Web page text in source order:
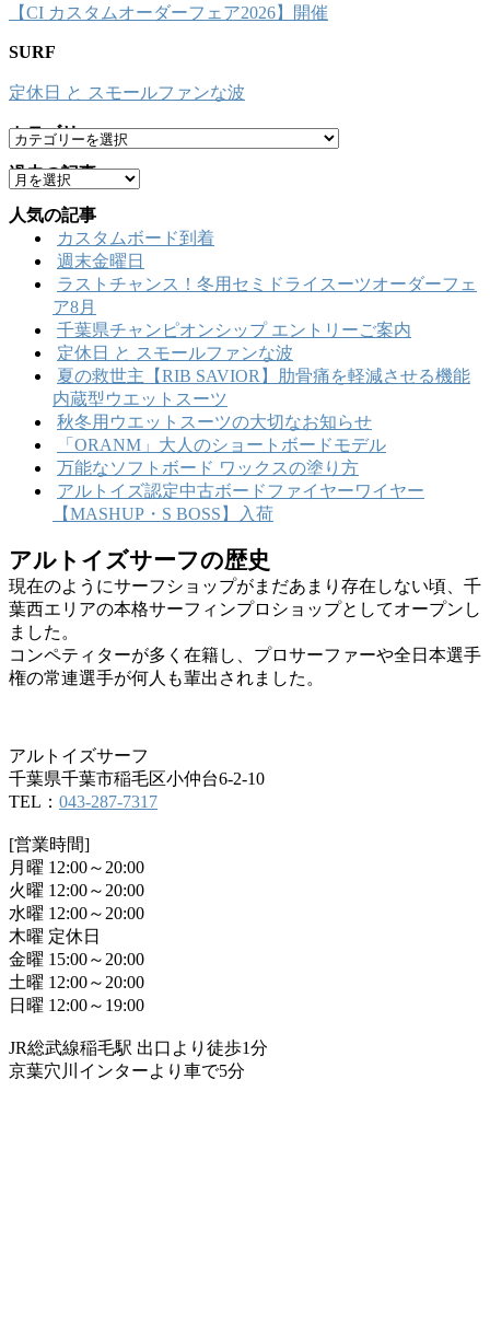
【CI カスタムオーダーフェア2026】開催
SURF
定休日 と スモールファンな波
カテゴリー
カ
テ
ゴ
リ
ー
過去の記事
ア
ー
カ
人気の記事
カスタムボード到着
週末金曜日
ラストチャンス！冬用セミドライスーツオーダーフェ
ア8月
千葉県チャンピオンシップ エントリーご案内
定休日 と スモールファンな波
夏の救世主【RIB SAVIOR】肋骨痛を軽減させる機能
内蔵型ウエットスーツ
秋冬用ウエットスーツの大切なお知らせ
「ORANM」大人のショートボードモデル
万能なソフトボード ワックスの塗り方
アルトイズ認定中古ボードファイヤーワイヤー
【MASHUP・S BOSS】入荷
アルトイズサーフの歴史
現在のようにサーフショップがまだあまり存在しない頃、千
葉西エリアの本格サーフィンプロショップとしてオープンし
ました。
コンペティターが多く在籍し、プロサーファーや全日本選手
権の常連選手が何人も輩出されました。
アルトイズサーフ
千葉県千葉市稲毛区小仲台6-2-10
TEL： 043-287-7317
[営業時間]
月曜 12:00～20:00
火曜 12:00～20:00
水曜 12:00～20:00
木曜 定休日
金曜 15:00～20:00
土曜 12:00～20:00
日曜 12:00～19:00
JR総武線稲毛駅 出口より徒歩1分
京葉穴川インターより車で5分